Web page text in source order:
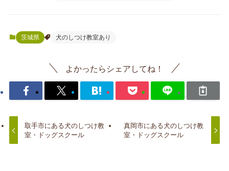
茨城県 犬のしつけ教室あり
よかったらシェアしてね！
取手市にある犬のしつけ教
室・ドッグスクール
真岡市にある犬のしつけ教
室・ドッグスクール